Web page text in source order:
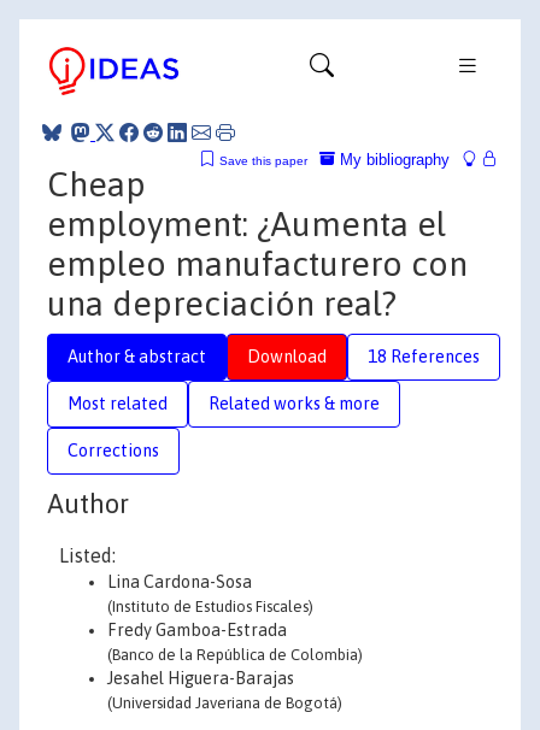
My bibliography
Save this paper
Cheap
employment: ¿Aumenta el
empleo manufacturero con
una depreciación real?
Author & abstract Download 18 References
Most related Related works & more
Corrections
Author
Listed:
Lina Cardona-Sosa
(Instituto de Estudios Fiscales)
Fredy Gamboa-Estrada
(Banco de la República de Colombia)
Jesahel Higuera-Barajas
(Universidad Javeriana de Bogotá)